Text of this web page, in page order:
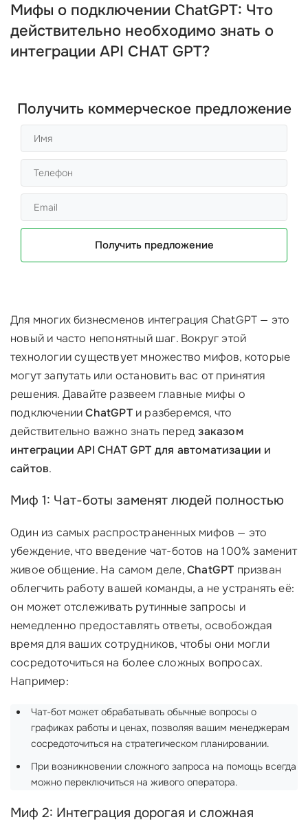
Мифы о подключении ChatGPT: Что
действительно необходимо знать о
интеграции API CHAT GPT?
Получить коммерческое предложение
Получить предложение
Для многих бизнесменов интеграция ChatGPT — это
новый и часто непонятный шаг. Вокруг этой
технологии существует множество мифов, которые
могут запутать или остановить вас от принятия
решения. Давайте развеем главные мифы о
подключенииChatGPTи разберемся, что
действительно важно знать передзаказом
интеграции API CHAT GPT для автоматизации и
сайтов.
Миф 1: Чат-боты заменят людей полностью
Один из самых распространенных мифов — это
убеждение, что введение чат-ботов на 100% заменит
живое общение. На самом деле,ChatGPT призван
облегчить работу вашей команды, а не устранять её:
он может отслеживать рутинные запросы и
немедленно предоставлять ответы, освобождая
время для ваших сотрудников, чтобы они могли
сосредоточиться на более сложных вопросах.
Например:
Чат-бот может обрабатывать обычные вопросы о
графиках работы и ценах, позволяя вашим менеджерам
сосредоточиться на стратегическом планировании.
При возникновении сложного запроса на помощь всегда
можно переключиться на живого оператора.
Миф 2: Интеграция дорогая и сложная